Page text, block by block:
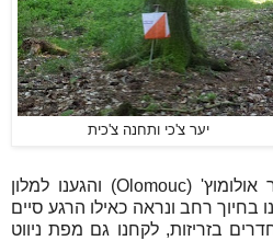
יער צ'כי ותחנה צ'כית
אולומוץ' (Olomouc) והגענו למלון
לנו בחיוך רחב ונראה כאילו הרגע סיים
בזריזות, לקחנו גם מפת ניווט